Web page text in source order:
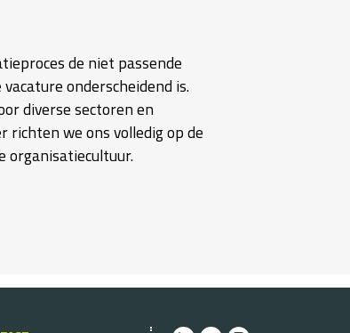
de niet passende
onderscheidend is.
diverse sectoren en
richten we ons volledig op de
organisatiecultuur.